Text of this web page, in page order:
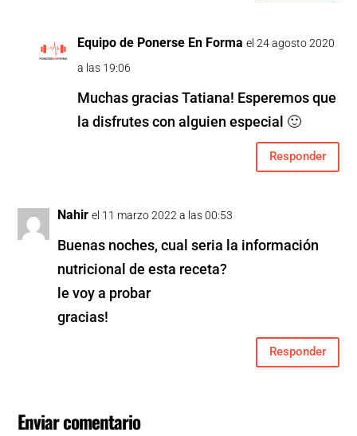
Equipo de Ponerse En Forma el 24 agosto 2020
a las 19:06
Muchas gracias Tatiana! Esperemos que
la disfrutes con alguien especial 🙂
Responder
Nahir el 11 marzo 2022 a las 00:53
Buenas noches, cual seria la información
nutricional de esta receta?
le voy a probar
gracias!
Responder
Enviar comentario